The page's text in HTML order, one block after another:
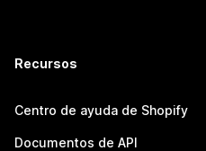
Recursos
Centro de ayuda de Shopify
Documentos de API